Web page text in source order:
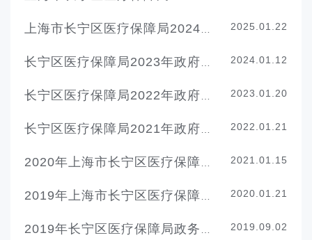
2025.01.22
2024.01.12
2023.01.20
2022.01.21
2021.01.15
2020.01.21
2019.09.02